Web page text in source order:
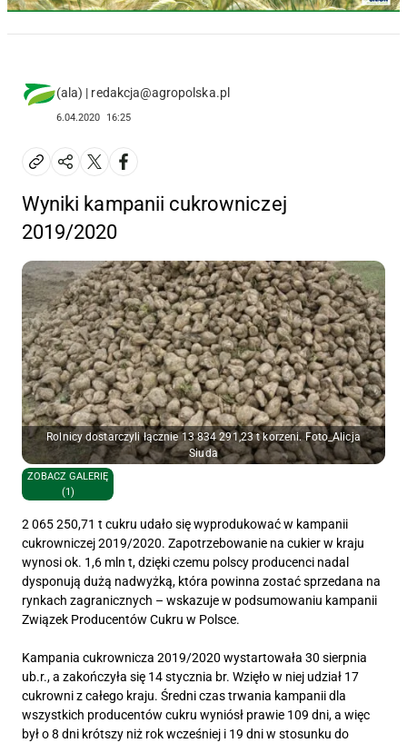
(ala) | redakcja@agropolska.pl
6.04.2020 16:25
Wyniki kampanii cukrowniczej
2019/2020
Rolnicy dostarczyli łącznie 13 834 291,23 t korzeni. Foto_Alicja
Siuda
ZOBACZ GALERIĘ
(1)
2 065 250,71 t cukru udało się wyprodukować w kampanii
cukrowniczej 2019/2020. Zapotrzebowanie na cukier w kraju
wynosi ok. 1,6 mln t, dzięki czemu polscy producenci nadal
dysponują dużą nadwyżką, która powinna zostać sprzedana na
rynkach zagranicznych – wskazuje w podsumowaniu kampanii
Związek Producentów Cukru w Polsce.
Kampania cukrownicza 2019/2020 wystartowała 30 sierpnia
ub.r., a zakończyła się 14 stycznia br. Wzięło w niej udział 17
cukrowni z całego kraju. Średni czas trwania kampanii dla
wszystkich producentów cukru wyniósł prawie 109 dni, a więc
był o 8 dni krótszy niż rok wcześniej i 19 dni w stosunku do